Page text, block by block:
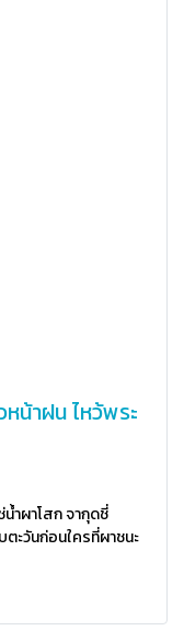
น้าฝน ไหว้พระ
ำผาโสก จากุดชี่
ะวันก่อนใครที่ผาชนะ